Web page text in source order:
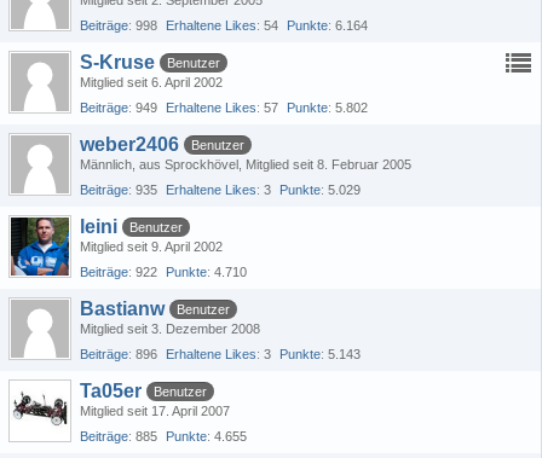
Beiträge 998 Erhaltene Likes 54 Punkte 6.164
S-Kruse
Benutzer
Mitglied seit 6. April 2002
Beiträge 949 Erhaltene Likes 57 Punkte 5.802
weber2406
Benutzer
Männlich aus Sprockhövel Mitglied seit 8. Februar 2005
Beiträge 935 Erhaltene Likes 3 Punkte 5.029
leini
Benutzer
Mitglied seit 9. April 2002
Beiträge 922 Punkte 4.710
Bastianw
Benutzer
Mitglied seit 3. Dezember 2008
Beiträge 896 Erhaltene Likes 3 Punkte 5.143
Ta05er
Benutzer
Mitglied seit 17. April 2007
Beiträge 885 Punkte 4.655